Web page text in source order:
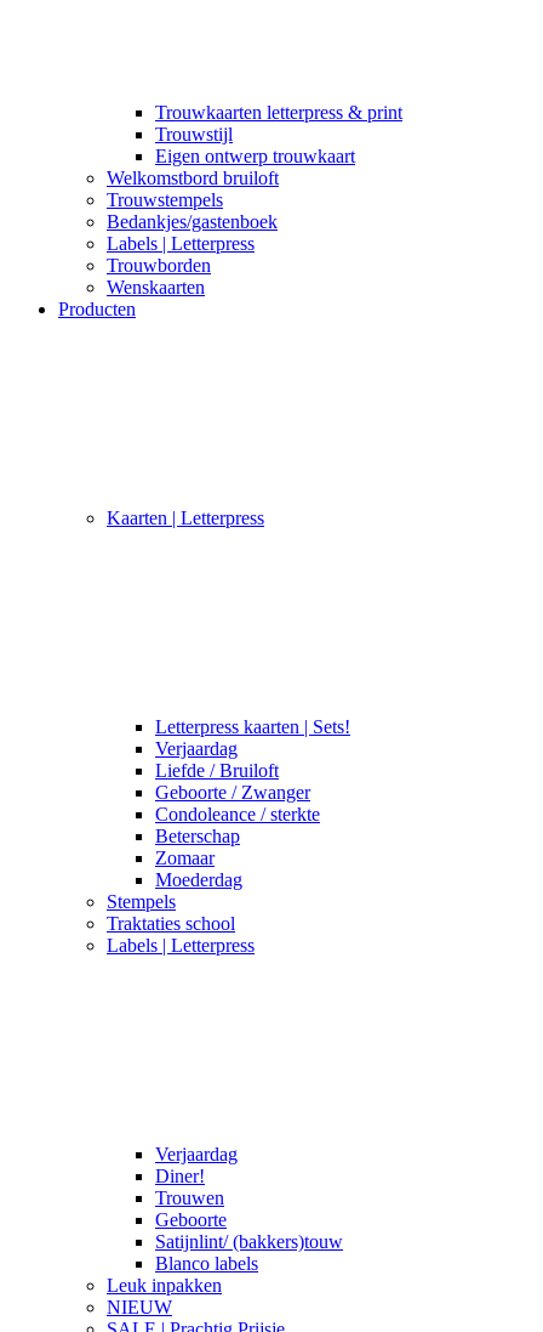
Trouwkaarten letterpress & print
Trouwstijl
Eigen ontwerp trouwkaart
Welkomstbord bruiloft
Trouwstempels
Bedankjes/gastenboek
Labels | Letterpress
Trouwborden
Wenskaarten
Producten
Kaarten | Letterpress
Letterpress kaarten | Sets!
Verjaardag
Liefde / Bruiloft
Geboorte / Zwanger
Condoleance / sterkte
Beterschap
Zomaar
Moederdag
Stempels
Traktaties school
Labels | Letterpress
Verjaardag
Diner!
Trouwen
Geboorte
Satijnlint/ (bakkers)touw
Blanco labels
Leuk inpakken
NIEUW